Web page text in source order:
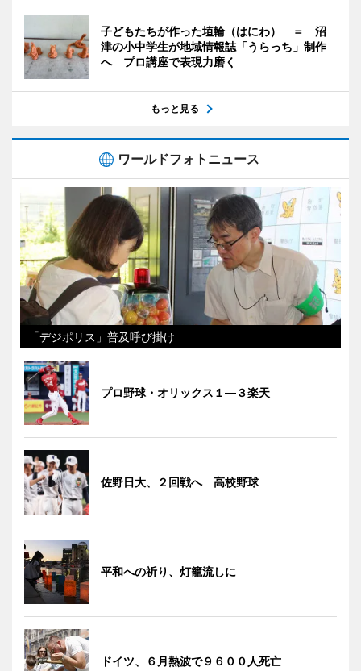
子どもたちが作った埴輪（はにわ） ＝ 沼
津の小中学生が地域情報誌「うらっち」制作
へ プロ講座で表現力磨く
もっと見る
ワールドフォトニュース
「デジポリス」普及呼び掛け
プロ野球・オリックス１―３楽天
佐野日大、２回戦へ 高校野球
平和への祈り、灯籠流しに
ドイツ、６月熱波で９６００人死亡